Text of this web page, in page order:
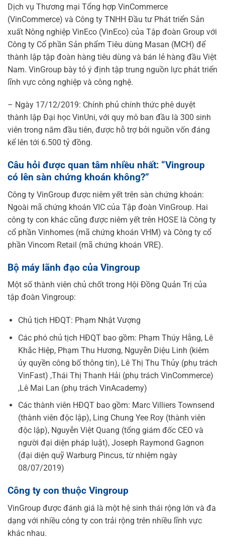
Dịch vụ Thương mại Tổng hợp VinCommerce
(VinCommerce) và Công ty TNHH Đầu tư Phát triển Sản
xuất Nông nghiệp VinEco (VinEco) của Tập đoàn Group với
Công ty Cổ phần Sản phẩm Tiêu dùng Masan (MCH) để
thành lập tập đoàn hàng tiêu dùng và bán lẻ hàng đầu Việt
Nam. VinGroup bày tỏ ý định tập trung nguồn lực phát triển
lĩnh vực công nghiệp và công nghệ.
– Ngày 17/12/2019: Chính phủ chính thức phê duyệt
thành lập Đại học VinUni, với quy mô ban đầu là 300 sinh
viên trong năm đầu tiên, được hỗ trợ bởi nguồn vốn đáng
kể lên tới 6.500 tỷ đồng.
Câu hỏi được quan tâm nhiều nhất: “Vingroup
có lên sàn chứng khoán không?”
Công ty VinGroup được niêm yết trên sàn chứng khoán:
Ngoài mã chứng khoán VIC của Tập đoàn VinGroup. Hai
công ty con khác cũng được niêm yết trên HOSE là Công ty
cổ phần Vinhomes (mã chứng khoán VHM) và Công ty cổ
phần Vincom Retail (mã chứng khoán VRE).
Bộ máy lãnh đạo của Vingroup
Một số thành viên chủ chốt trong Hội Đồng Quản Trị của
tập đoàn Vingroup:
Chủ tịch HĐQT: Phạm Nhật Vượng
Các phó chủ tịch HĐQT bao gồm: Phạm Thúy Hằng, Lê
Khắc Hiệp, Phạm Thu Hương, Nguyễn Diệu Linh (kiêm
ủy quyền công bố thông tin), Lê Thị Thu Thủy (phụ trách
VinFast) ,Thái Thị Thanh Hải (phụ trách VinCommerce)
,Lê Mai Lan (phụ trách VinAcademy)
Các thành viên HĐQT bao gồm: Marc Villiers Townsend
(thành viên độc lập), Ling Chung Yee Roy (thành viên
độc lập), Nguyễn Việt Quang (tổng giám đốc CEO và
người đại diện pháp luật), Joseph Raymond Gagnon
(đại diện quỹ Warburg Pincus, từ nhiệm ngày
08/07/2019)
Công ty con thuộc Vingroup
VinGroup được đánh giá là một hệ sinh thái rộng lớn và đa
dạng với nhiều công ty con trải rộng trên nhiều lĩnh vực
khác nhau.